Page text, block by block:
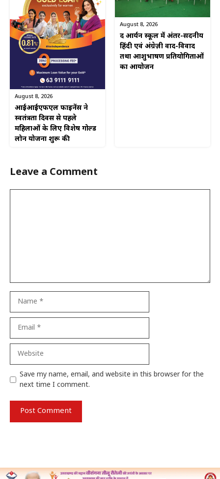
August 8, 2026
आईआईएफएल फाइनेंस ने
स्वतंत्रता दिवस से पहले
महिलाओं के लिए विशेष गोल्ड
लोन योजना शुरू की
August 8, 2026
द आर्यन स्कूल में अंतर-सदनीय
हिंदी एवं अंग्रेज़ी वाद-विवाद
तथा आशुभाषण प्रतियोगिताओं
का आयोजन
Leave a Comment
Save my name, email, and website in this browser for the
next time I comment.